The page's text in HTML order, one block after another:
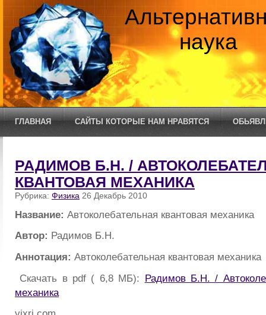
наука
ГЛАВНАЯ САЙТЫ КОТОРЫЕ НАМ НРАВЯТСЯ
РАДИМОВ Б.Н. /
КВАНТОВАЯ МЕХАНИКА
Рубрика: Физика 26 Декабрь 2010
Название: Автоколебательная квантовая механика
Автор: Радимов Б.Н.
Аннотация: Автоколебательная квантовая механика
Скачать в pdf ( 6,8 МБ): Радимов Б.Н. /
механика